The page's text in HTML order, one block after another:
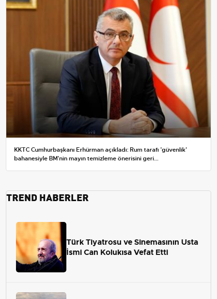
KKTC Cumhurbaşkanı Erhürman açıkladı: Rum tarafı 'güvenlik'
bahanesiyle BM'nin mayın temizleme önerisini geri...
TREND HABERLER
Türk Tiyatrosu ve Sinemasının Usta
İsmi Can Kolukısa Vefat Etti